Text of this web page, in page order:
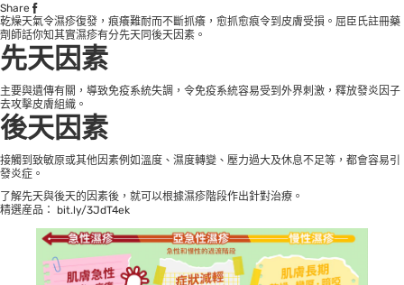
Share
乾燥天氣令濕疹復發，痕癢難耐而不斷抓癢，愈抓愈痕令到皮膚受損。屈臣氏註冊藥
劑師話你知其實濕疹有分先天同後天因素。
先天因素
主要與遺傳有關，導致免疫系統失調，令免疫系統容易受到外界刺激，釋放發炎因子
去攻擊皮膚組織。
後天因素
接觸到致敏原或其他因素例如溫度、濕度轉變、壓力過大及休息不足等，都會容易引
發炎症。
了解先天與後天的因素後，就可以根據濕疹階段作出針對治療。
精選産品： bit.ly/3JdT4ek